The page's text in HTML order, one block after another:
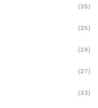
(25)
(25)
(24)
(27)
(33)